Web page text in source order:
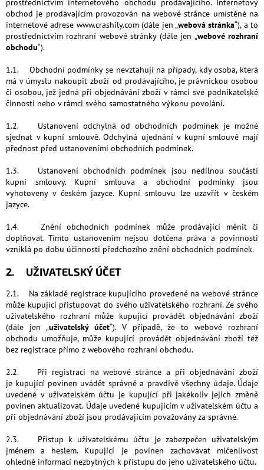
prostřednictvím internetového obchodu prodávajícího. Internetový
obchod je prodávajícím provozován na webové stránce umístěné na
internetové adrese www.crashily.com (dále jen „webová stránka“), a to
prostřednictvím rozhraní webové stránky (dále jen „webové rozhraní
obchodu“).
1.1. Obchodní podmínky se nevztahují na případy, kdy osoba, která
má v úmyslu nakoupit zboží od prodávajícího, je právnickou osobou
či osobou, jež jedná při objednávání zboží v rámci své podnikatelské
činnosti nebo v rámci svého samostatného výkonu povolání.
1.2. Ustanovení odchylná od obchodních podmínek je možné
sjednat v kupní smlouvě. Odchylná ujednání v kupní smlouvě mají
přednost před ustanoveními obchodních podmínek.
1.3. Ustanovení obchodních podmínek jsou nedílnou součástí
kupní smlouvy. Kupní smlouva a obchodní podmínky jsou
vyhotoveny v českém jazyce. Kupní smlouvu lze uzavřít v českém
jazyce.
1.4. Znění obchodních podmínek může prodávající měnit či
doplňovat. Tímto ustanovením nejsou dotčena práva a povinnosti
vzniklá po dobu účinnosti předchozího znění obchodních podmínek.
2. UŽIVATELSKÝ ÚČET
2.1. Na základě registrace kupujícího provedené na webové stránce
může kupující přistupovat do svého uživatelského rozhraní. Ze svého
uživatelského rozhraní může kupující provádět objednávání zboží
(dále jen „uživatelský účet“). V případě, že to webové rozhraní
obchodu umožňuje, může kupující provádět objednávání zboží též
bez registrace přímo z webového rozhraní obchodu.
2.2. Při registraci na webové stránce a při objednávání zboží
je kupující povinen uvádět správně a pravdivě všechny údaje. Údaje
uvedené v uživatelském účtu je kupující při jakékoliv jejich změně
povinen aktualizovat. Údaje uvedené kupujícím v uživatelském účtu a
při objednávání zboží jsou prodávajícím považovány za správné.
2.3. Přístup k uživatelskému účtu je zabezpečen uživatelským
jménem a heslem. Kupující je povinen zachovávat mlčenlivost
ohledně informací nezbytných k přístupu do jeho uživatelského účtu.